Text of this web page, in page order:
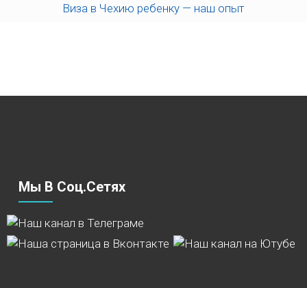
Виза в Чехию ребенку — наш опыт
Мы В Соц.сетях